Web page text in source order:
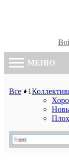
МЕНЮ
Все +1